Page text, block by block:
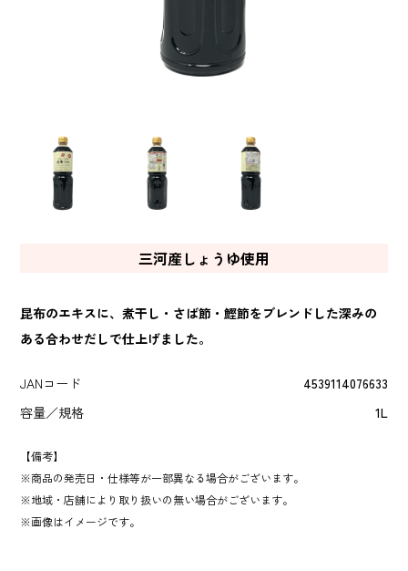
三河産しょうゆ使用
昆布のエキスに、煮干し・さば節・鰹節をブレンドした深みの
ある合わせだしで仕上げました。
JANコード
4539114076633
容量／規格
1L
【備考】
商品の発売日・仕様等が一部異なる場合がございます。
地域・店舗により取り扱いの無い場合がございます。
画像はイメージです。